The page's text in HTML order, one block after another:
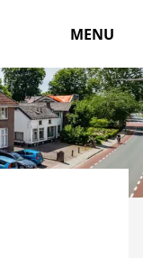
MENU